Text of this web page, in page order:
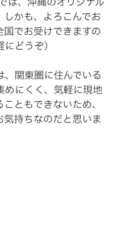
かも、よろこんでお
でお受けできますの
どうぞ）
関東圏に住んでいる
めにくく、気軽に現地
ともできないため、
持ちなのだと思いま